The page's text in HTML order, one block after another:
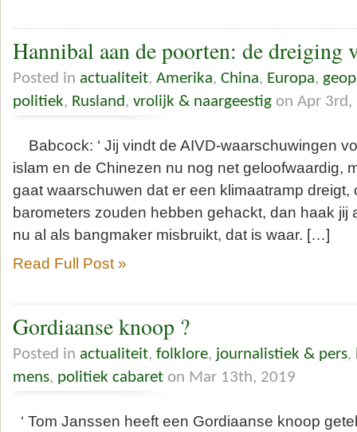
Hannibal aan de poorten: de dreiging
Posted in actualiteit, Amerika, China, Europa,
politiek, Rusland, vrolijk & naargeestig on Apr 3rd,
Babcock: ‘ Jij vindt de AIVD-waarschuwingen
islam en de Chinezen nu nog net geloofwaardig,
gaat waarschuwen dat er een klimaatramp dreigt,
barometers zouden hebben gehackt, dan haak jij
nu al als bangmaker misbruikt, dat is waar. […]
Read Full Post »
Gordiaanse knoop ?
Posted in actualiteit, folklore, journalistiek & pers,
mens, politiek cabaret on Mar 13th, 2019
‘ Tom Janssen heeft een Gordiaanse knoop